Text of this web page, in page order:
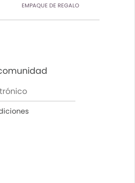
EMPAQUE DE REGALO